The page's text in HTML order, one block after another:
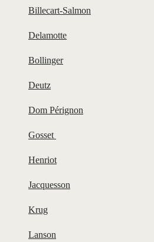
Billecart-Salmon
Delamotte
Bollinger
Deutz
Dom Pérignon
Gosset
Henriot
Jacquesson
Krug
Lanson